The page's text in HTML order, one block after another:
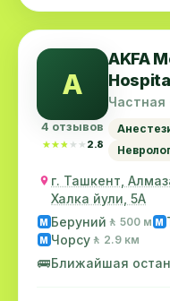
A
4 отзывов
★★★★★
★★★★★ 2.8
AKFA
Частная
г. Ташкент,
Халка йули, 5А
M Беруний 🚶 500 м M
M Чорсу 🚶 2.9 км
🚌Ближайшая